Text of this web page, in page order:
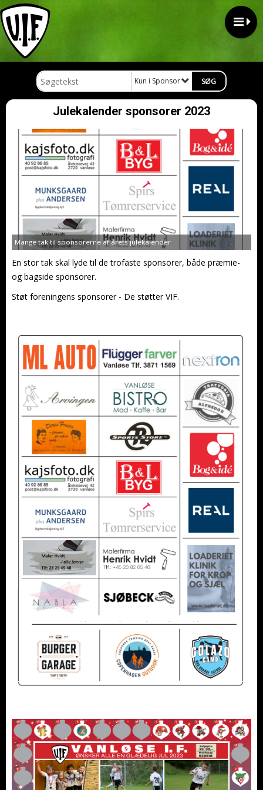
Kun i Sponsor
Julekalender sponsorer 2023
Mange tak til sponsorerne af årets julekalender
En stor tak skal lyde til de trofaste sponsorer, både præmie-
og bagside sponsorer.
Støt foreningens sponsorer - De støtter VIF.